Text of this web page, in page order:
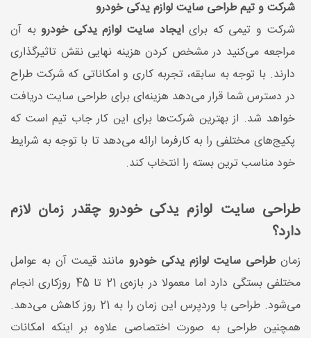
شرکت و تیم طراحی سایت لوازم یدکی خودرو
شرکت و تیمی که برایایجاد سایت لوازم یدکی خودروبه آن
مراجعه می‌کنید در مشخص کردن هزینه نهایی نقش تاثیرگذاری
دارند. با توجه به سابقه، تجربه کاری و امکاناتی که شرکت طراح
در دسترس شما قرار می‌دهد هزینه‌ای برای طراحی سایت دریافت
خواهد شد. از بهترین شرکت‌ها برای این کار جاب تیم است که
پکیج‌های مختلفی را به کارفرما ارائه می‌دهد تا با توجه به شرایط
خود مناسب ترین بسته را انتخاب کند.
طراحی سایت لوازم یدکی خودرو چقدر زمان لازم
دارد؟
زمانطراحی سایت لوازم یدکی خودرو مانند قیمت آن به عوامل
مختلفی بستگی دارد اما معمولا در بازه‌ی 21 تا 45 روزکاری انجام
می‌شود. طراحی با وردپرس این زمان را به 21 روز کاهش می‌دهد.
همچنین طراحی به صورت اختصاصی علاوه بر اینکه امکانات